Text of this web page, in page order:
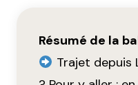
Résumé de la
Trajet depuis